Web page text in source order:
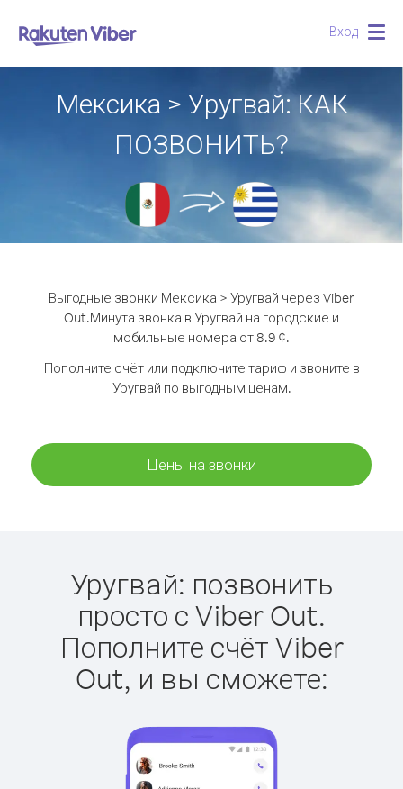
Вход
Мексика > Уругвай: КАК
ПОЗВОНИТЬ?
Выгодные звонки Мексика > Уругвай через Viber
Out.Минута звонка в Уругвай на городские и
мобильные номера от 8.9 ¢.
Пополните счёт или подключите тариф и звоните в
Уругвай по выгодным ценам.
Цены на звонки
Уругвай: позвонить
просто с Viber Out.
Пополните счёт Viber
Out, и вы сможете: